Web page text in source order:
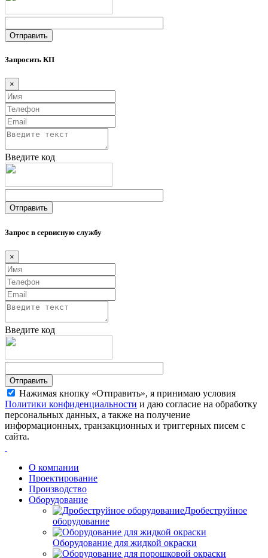
Запросить КП
×
Введите код
Запрос в сервисную службу
×
Введите код
Нажимая кнопку «Отправить», я принимаю условия
Политики конфиденциальности и даю согласие на обработку
персональных данных, а также на получение
информационных, транзакционных и триггерных писем с
сайта.
О компании
Проектирование
Производство
Оборудование
Дробеструйное
оборудование
Оборудование для жидкой окраски